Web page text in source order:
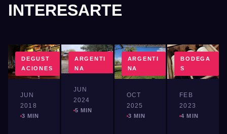
INTERESARTE
DEGUST
ACIONES
JUN
2018
3 MIN
ARGENTI
NA
JUN
2024
5 MIN
ARGENTI
NA
OCT
2025
3 MIN
BODEGA
S
FEB
2023
4 MIN